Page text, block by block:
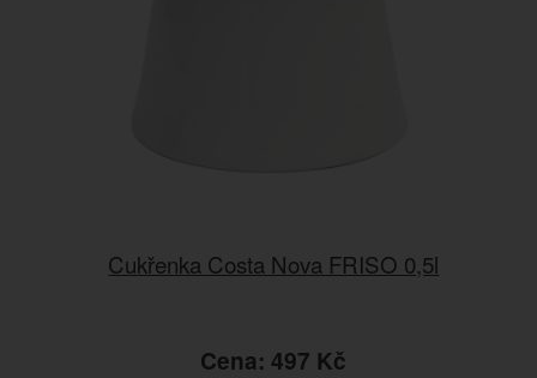
Cukřenka Costa Nova FRISO 0,5l
Cena: 497 Kč